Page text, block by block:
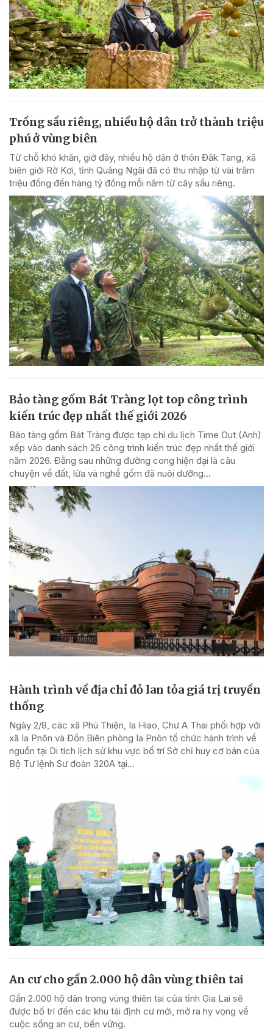
Trồng sầu riêng, nhiều hộ dân trở thành triệu
phú ở vùng biên
Từ chỗ khó khăn, giờ đây, nhiều hộ dân ở thôn Đăk Tang, xã
biên giới Rờ Kơi, tỉnh Quảng Ngãi đã có thu nhập từ vài trăm
triệu đồng đến hàng tỷ đồng mỗi năm từ cây sầu riêng.
Bảo tàng gốm Bát Tràng lọt top công trình
kiến trúc đẹp nhất thế giới 2026
Bảo tàng gốm Bát Tràng được tạp chí du lịch Time Out (Anh)
xếp vào danh sách 26 công trình kiến trúc đẹp nhất thế giới
năm 2026. Đằng sau những đường cong hiện đại là câu
chuyện về đất, lửa và nghề gốm đã nuôi dưỡng...
Hành trình về địa chỉ đỏ lan tỏa giá trị truyền
thống
Ngày 2/8, các xã Phú Thiện, Ia Hiao, Chư A Thai phối hợp với
xã Ia Pnôn và Đồn Biên phòng Ia Pnôn tổ chức hành trình về
nguồn tại Di tích lịch sử khu vực bố trí Sở chỉ huy cơ bản của
Bộ Tư lệnh Sư đoàn 320A tại...
An cư cho gần 2.000 hộ dân vùng thiên tai
Gần 2.000 hộ dân trong vùng thiên tai của tỉnh Gia Lai sẽ
được bố trí đến các khu tái định cư mới, mở ra hy vọng về
cuộc sống an cư, bền vững.